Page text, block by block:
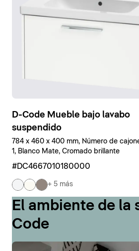
D-Code Mueble bajo lavabo
suspendido
784 x 460 x 400 mm, Número de
1, Blanco Mate, Cromado brillante
#DC4667010180000
+ 5 más
El ambiente de la
Code